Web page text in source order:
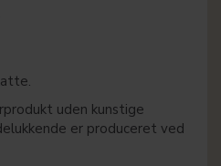
uden kunstige
er produceret ved